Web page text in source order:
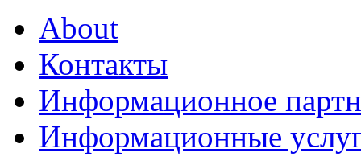
About
Контакты
Информационное
Информационные